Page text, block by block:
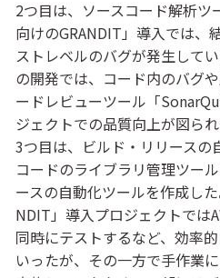
2つ目は、ソースコード解析
向けのGRANDIT」導入では、
ストレベルのバグが発生して
の開発では、コード内のバグ
ードレビューツール「
ジェクトでの品質向上が図られ
3つ目は、ビルド・リリースの
コードのライブラリ管理ツー
ースの自動化ツールを作成し
NDIT」導入プロジェクトでは
同時にテストするなど、効率
いったが、その一方で手作業